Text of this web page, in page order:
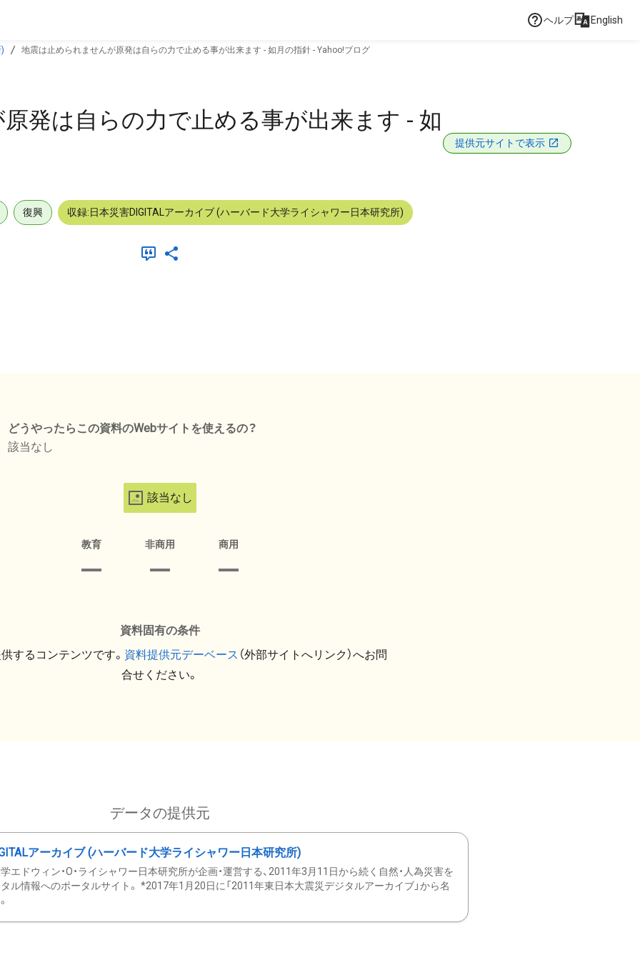
ヘルプ English
地震は止められませんが原発は自らの力で止める事が出来ます - 如月の指針 - Yahoo!ブログ
発は自らの力で止める事が出来ます - 如
提供元サイトで表示
復興 収録:日本災害DIGITALアーカイブ (ハーバード大学ライシャワー日本研究所)
どうやったらこの資料のWebサイトを使えるの？
該当なし
該当なし
教育 非商用 商用
資料固有の条件
するコンテンツです。 資料提供元デーベース （外部サイトへリンク）へお問
合せください。
データの提供元
アーカイブ (ハーバード大学ライシャワー日本研究所)
エドウィン・O・ライシャワー日本研究所が企画・運営する、2011年3月11日から続く自然・人為災害を
ル情報へのポータルサイト。 *2017年1月20日に「2011年東日本大震災デジタルアーカイブ」から名